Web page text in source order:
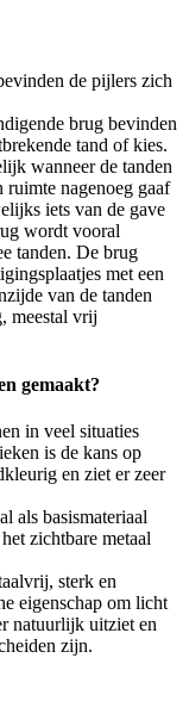
de pijlers zich
brug bevinden
tand of kies.
wanneer de tanden
ruimte nagenoeg gaaf
iets van de gave
wordt vooral
tanden. De brug
met een
van de tanden
meestal vrij
gemaakt?
in veel situaties
is de kans op
en ziet er zeer
als basismateriaal
zichtbare metaal
sterk en
eigenschap om licht
natuurlijk uitziet en
zijn.